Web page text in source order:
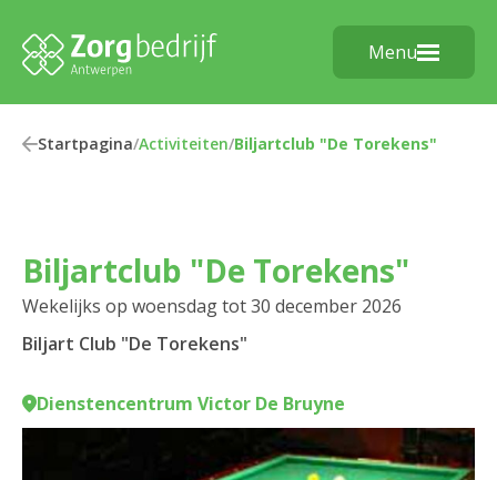
Menu
Startpagina/Activiteiten/Biljartclub "De Torekens"
Biljartclub "De Torekens"
Wekelijks op woensdag tot 30 december 2026
Biljart Club "De Torekens"
Dienstencentrum Victor De Bruyne